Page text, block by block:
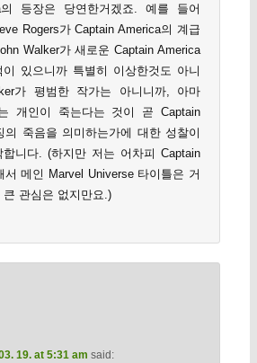
의 등장은 당연한거겠죠. 예를 들어
Rogers가 Captain America의 계급
Walker가 새로운 Captain America
있으니까 특별히 이상한것도 아니
가 평범한 작가는 아니니까, 아마
개인이 죽는다는 것이 곧 Captain
의 죽음을 의미하는가에 대한 성찰이
니다. (하지만 저는 어차피 Captain
서 메인 Marvel Universe 타이틀은 거
관심은 없지만요.)
19. at 5:31 am said: